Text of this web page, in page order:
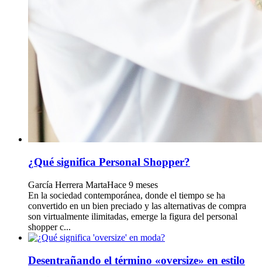
¿Qué significa Personal Shopper?
García Herrera MartaHace 9 meses
En la sociedad contemporánea, donde el tiempo se ha
convertido en un bien preciado y las alternativas de compra
son virtualmente ilimitadas, emerge la figura del personal
shopper c...
Desentrañando el término «oversize» en estilo